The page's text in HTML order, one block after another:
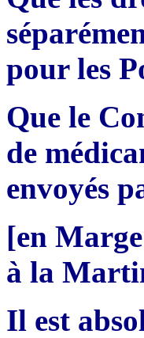
pour les
Que le
de
envoyés
[en
à la
Il est